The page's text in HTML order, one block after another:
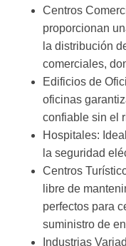
Centros
proporcionan
la distribución
comerciales,
Edificios de
oficinas
confiable sin el
Hospitales:
la seguridad
Centros
libre de
perfectos para
suministro de
Industrias